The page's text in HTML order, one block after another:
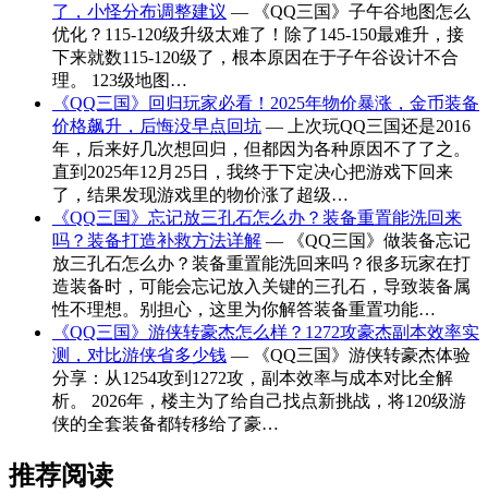
了，小怪分布调整建议 — 《QQ三国》子午谷地图怎么
优化？115-120级升级太难了！除了145-150最难升，接
下来就数115-120级了，根本原因在于子午谷设计不合
理。 123级地图…
《QQ三国》回归玩家必看！2025年物价暴涨，金币装备
价格飙升，后悔没早点回坑 — 上次玩QQ三国还是2016
年，后来好几次想回归，但都因为各种原因不了了之。
直到2025年12月25日，我终于下定决心把游戏下回来
了，结果发现游戏里的物价涨了超级…
《QQ三国》忘记放三孔石怎么办？装备重置能洗回来
吗？装备打造补救方法详解 — 《QQ三国》做装备忘记
放三孔石怎么办？装备重置能洗回来吗？很多玩家在打
造装备时，可能会忘记放入关键的三孔石，导致装备属
性不理想。别担心，这里为你解答装备重置功能…
《QQ三国》游侠转豪杰怎么样？1272攻豪杰副本效率实
测，对比游侠省多少钱 — 《QQ三国》游侠转豪杰体验
分享：从1254攻到1272攻，副本效率与成本对比全解
析。 2026年，楼主为了给自己找点新挑战，将120级游
侠的全套装备都转移给了豪…
推荐阅读